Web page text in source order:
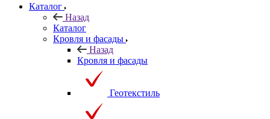
Каталог
Назад
Каталог
Кровля и фасады
Назад
Кровля и фасады
Геотекстиль